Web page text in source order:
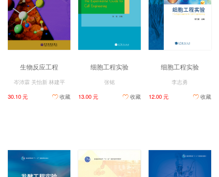
生物反应工程
岑沛霖 关怡新 林建平
30.10 元
收藏
细胞工程实验
张铭
13.00 元
收藏
细胞工程实验
李志勇
12.00 元
收藏